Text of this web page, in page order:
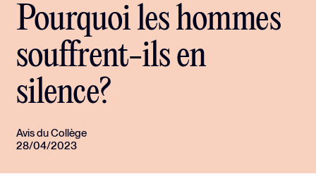
Pourquoi les hommes
souffrent-ils en
silence?
Avis du Collège
28/04/2023